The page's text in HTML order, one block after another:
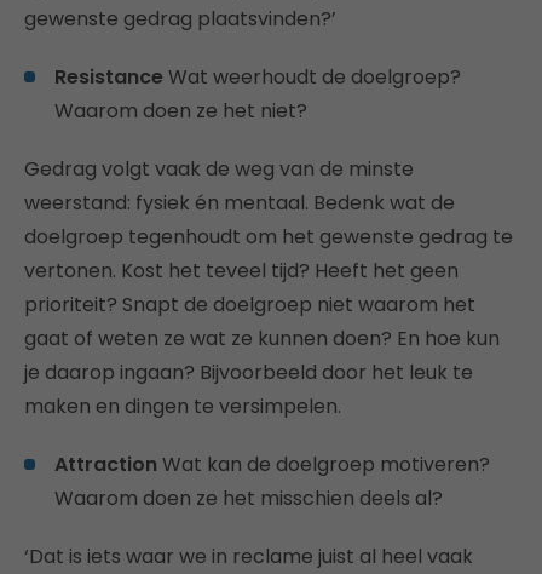
gewenste gedrag plaatsvinden?’
Resistance Wat weerhoudt de doelgroep?
Waarom doen ze het niet?
Gedrag volgt vaak de weg van de minste
weerstand: fysiek én mentaal. Bedenk wat de
doelgroep tegenhoudt om het gewenste gedrag te
vertonen. Kost het teveel tijd? Heeft het geen
prioriteit? Snapt de doelgroep niet waarom het
gaat of weten ze wat ze kunnen doen? En hoe kun
je daarop ingaan? Bijvoorbeeld door het leuk te
maken en dingen te versimpelen.
Attraction Wat kan de doelgroep motiveren?
Waarom doen ze het misschien deels al?
‘Dat is iets waar we in reclame juist al heel vaak